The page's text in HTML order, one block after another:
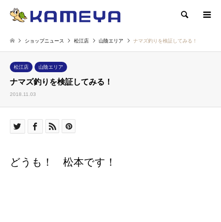
検索
ショップニュース 松江店 山陰エリア ナマズ釣りを検証してみる！
松江店 山陰エリア
ナマズ釣りを検証してみる！
2018.11.03
どうも！ 松本です！